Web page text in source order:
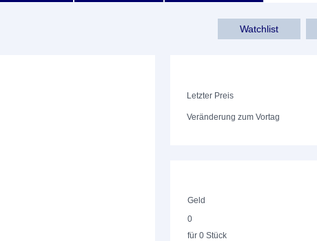
Watchlist
Letzter Preis
Veränderung zum Vortag
Geld
0
für 0 Stück